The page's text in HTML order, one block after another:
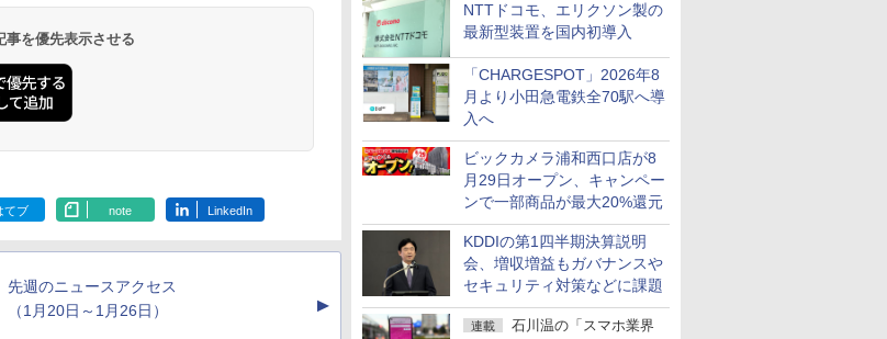
NTTドコモ、エリクソン製の
最新型装置を国内初導入
「CHARGESPOT」2026年8
月より小田急電鉄全70駅へ導
入へ
ビックカメラ浦和西口店が8
月29日オープン、キャンペー
ンで一部商品が最大20%還元
KDDIの第1四半期決算説明
会、増収増益もガバナンスや
セキュリティ対策などに課題
連載
石川温の「スマホ業界
を優先表示させる
てブ note LinkedIn
先週のニュースアクセス
（1月20日～1月26日）
▲